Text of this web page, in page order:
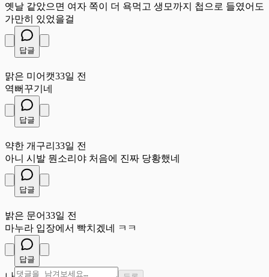
옛날 같았으면 여자 쪽이 더 욕먹고 생모까지 첩으로 들였어도
가만히 있었을걸
답글
맑은 미어캣33일 전
역뻐꾸기네
답글
약한 개구리 33일 전
아니 시발 뭔소리야 처음에 진짜 당황했네
답글
밝은 문어33일 전
마누라 입장에서 빡치겠네 ㅋㅋ
답글